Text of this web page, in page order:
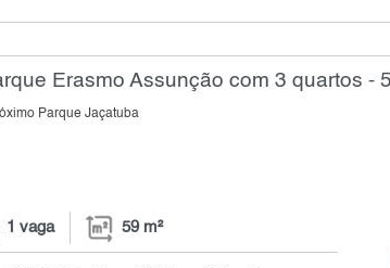
Erasmo Assunção com 3 quartos -
Parque Jaçatuba
1 vaga 59 m²